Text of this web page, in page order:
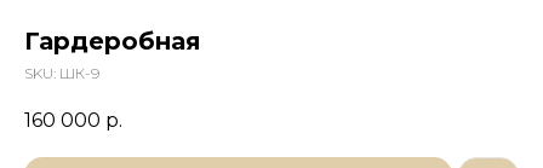
Гардеробная
SKU: ШК-9
160 000 р.